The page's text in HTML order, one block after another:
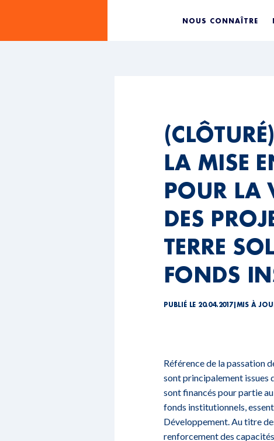
NOUS CONNAÎTRE
LA MISE
POUR LA
DES
TERRE
FONDS
PUBLIÉ LE 20.04.2017| MIS À
Référence de la passation
sont principalement issues
sont financés pour partie
fonds institutionnels,
Développement. Au titre
renforcement des